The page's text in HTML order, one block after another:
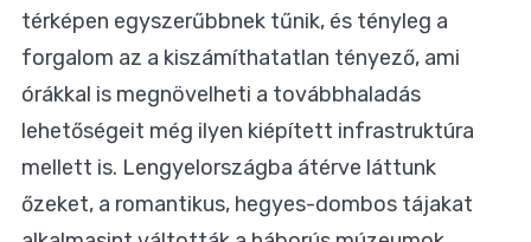
térképen egyszerűbbnek tűnik, és tényleg a
forgalom az a kiszámíthatatlan tényező, ami
órákkal is megnövelheti a továbbhaladás
lehetőségeit még ilyen kiépített infrastruktúra
mellett is. Lengyelországba átérve láttunk
őzeket, a romantikus, hegyes-dombos tájakat